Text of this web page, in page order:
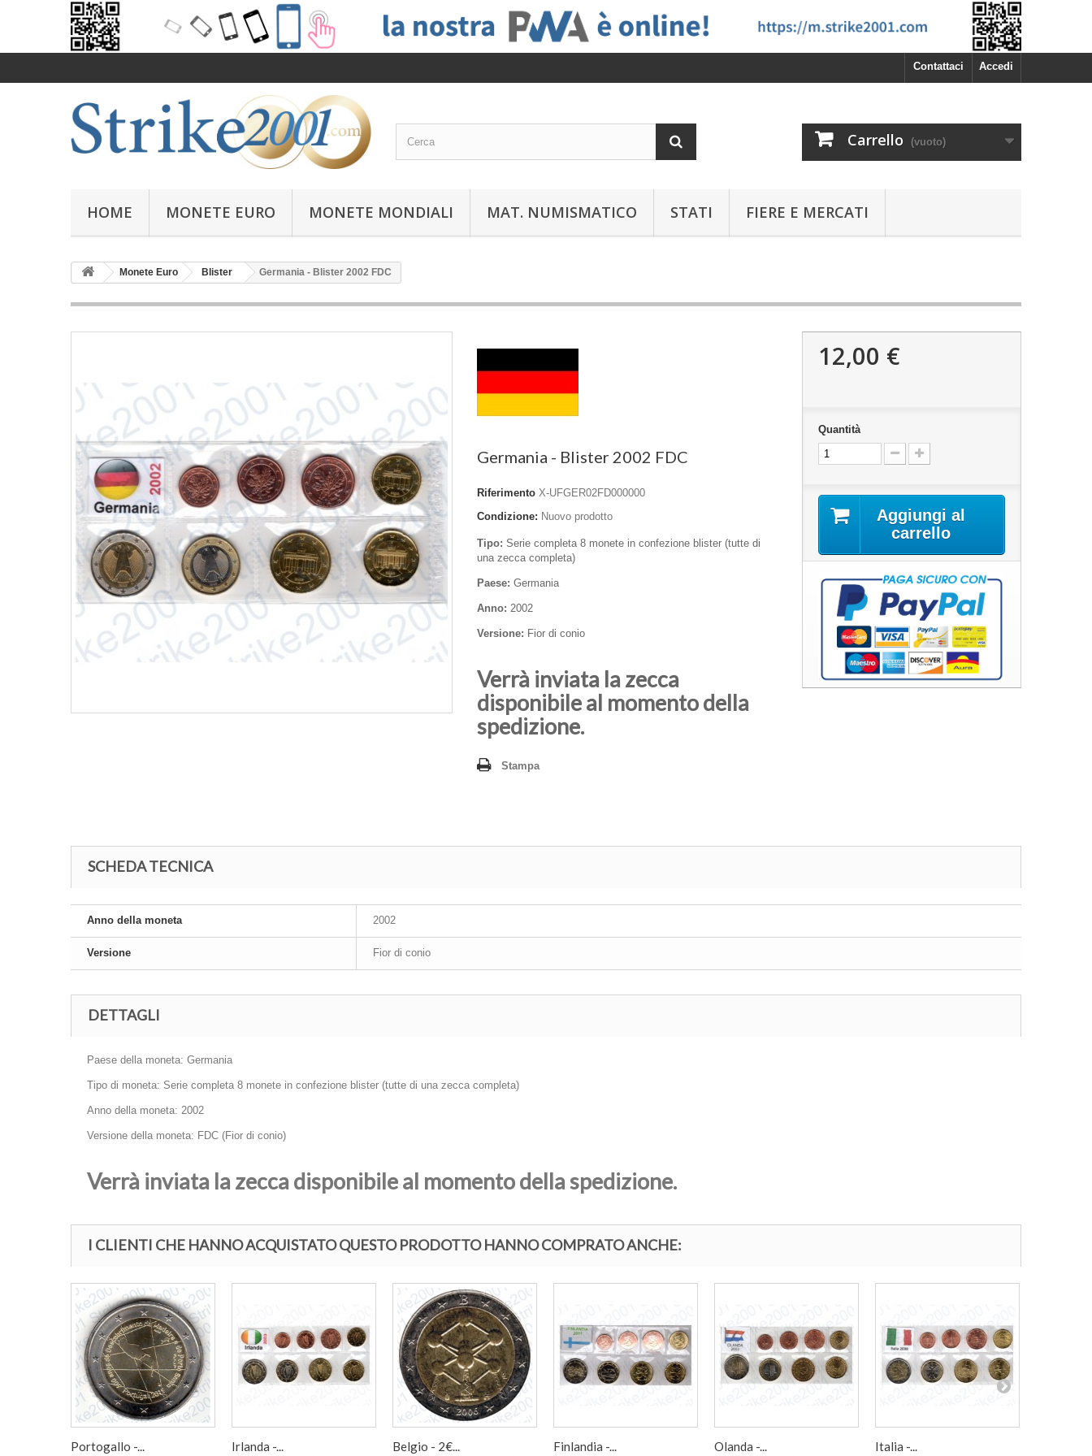
Accedi
Contattaci
Carrello (vuoto)
HOME MONETE EURO MONETE MONDIALI MAT. NUMISMATICO STATI FIERE E MERCATI
Monete Euro Blister Germania - Blister 2002 FDC
Germania - Blister 2002 FDC
Riferimento X-UFGER02FD000000
Condizione: Nuovo prodotto
Tipo: Serie completa 8 monete in confezione blister (tutte di
una zecca completa)
Paese: Germania
Anno: 2002
Versione: Fior di conio
Verrà inviata la zecca
disponibile al momento della
spedizione.
Stampa
12,00 €
Quantità
Aggiungi al
carrello
SCHEDA TECNICA
Anno della moneta 2002
Versione Fior di conio
DETTAGLI
Paese della moneta: Germania
Tipo di moneta: Serie completa 8 monete in confezione blister (tutte di una zecca completa)
Anno della moneta: 2002
Versione della moneta: FDC (Fior di conio)
Verrà inviata la zecca disponibile al momento della spedizione.
I CLIENTI CHE HANNO ACQUISTATO QUESTO PRODOTTO HANNO COMPRATO ANCHE:
Portogallo -... Irlanda -... Belgio - 2€... Finlandia -... Olanda -... Italia -...